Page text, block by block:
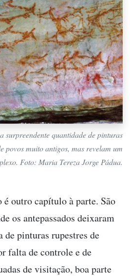
surpreendente quantidade de pinturas
povos muito antigos, mas revelam um
Foto: Maria Tereza Jorge Pádua.
outro capítulo à parte. São
os antepassados deixaram
de pinturas rupestres de
falta de controle e de
de visitação, boa parte